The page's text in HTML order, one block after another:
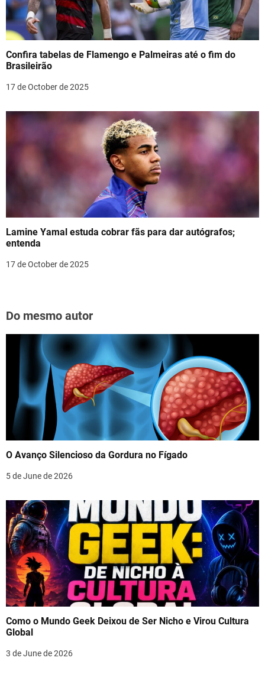
Confira tabelas de Flamengo e Palmeiras até o fim do
Brasileirão
17 de October de 2025
Lamine Yamal estuda cobrar fãs para dar autógrafos;
entenda
17 de October de 2025
Do mesmo autor
O Avanço Silencioso da Gordura no Fígado
5 de June de 2026
Como o Mundo Geek Deixou de Ser Nicho e Virou Cultura
Global
3 de June de 2026